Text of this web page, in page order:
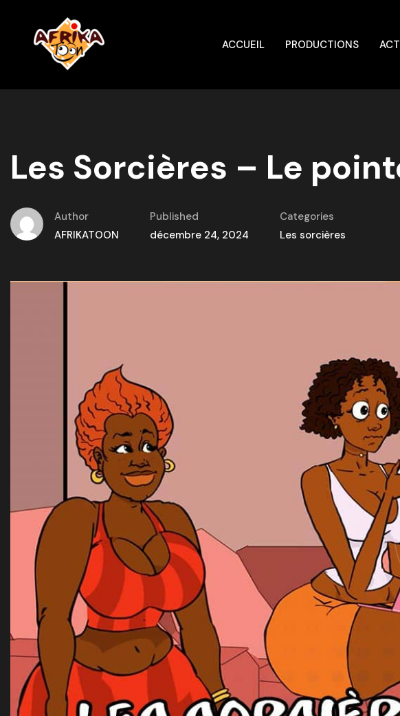
ACCUEIL PRODUCTIONS
Les Sorcières – Le
Author
AFRIKATOON
Published
décembre 24, 2024
Categories
Les sorcières